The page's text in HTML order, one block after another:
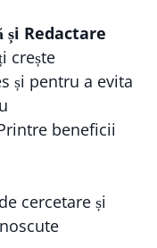
și Redactare
crește
și pentru a evita
beneficii
cercetare și